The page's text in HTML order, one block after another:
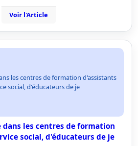
Voir l'Article
les centres de formation d'assistants
social, d'éducateurs de je
dans les centres de formation
social, d'éducateurs de je